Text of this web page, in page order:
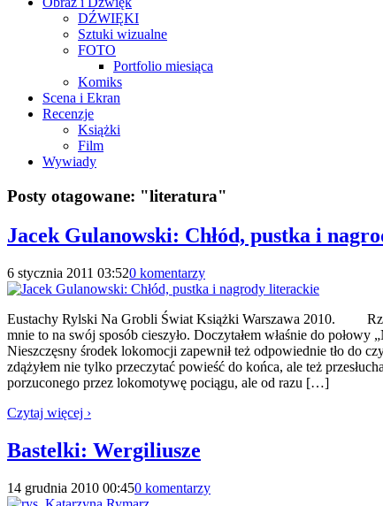
DŹWIĘKI
Sztuki wizualne
FOTO
Portfolio miesiąca
Komiks
Scena i Ekran
Recenzje
Książki
Film
Wywiady
Posty otagowane: "literatura"
Jacek Gulanowski: Chłód, pustka i
6 stycznia 2011 03:520 komentarzy
Eustachy Rylski Na Grobli Świat Książki Warszawa 2010.
mnie to na swój sposób cieszyło. Doczytałem właśnie do
Nieszczęsny środek lokomocji zapewnił też odpowiednie tło do
zdążyłem nie tylko przeczytać powieść do końca, ale też
porzuconego przez lokomotywę pociągu, ale od razu […]
Czytaj więcej ›
Bastelki: Wergiliusze
14 grudnia 2010 00:450 komentarzy